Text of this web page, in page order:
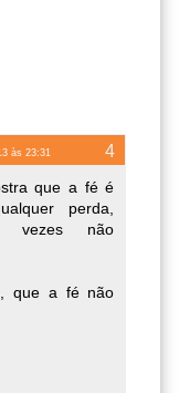
às 23:31
que a fé é
perda,
vezes não
que a fé não